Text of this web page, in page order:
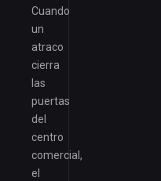
Cuando
un
atraco
cierra
las
puertas
del
centro
comercial,
el